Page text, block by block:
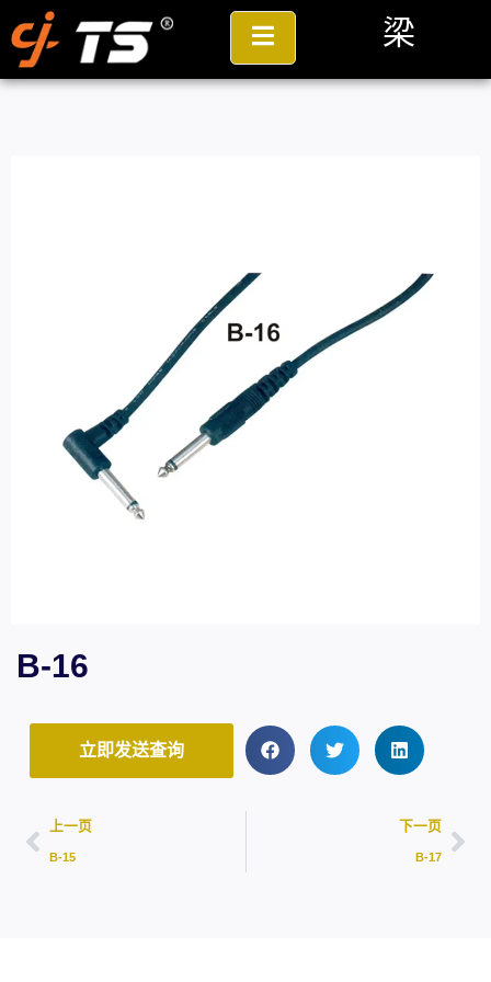
B-16
立即发送查询
上一页
B-15
下一页
B-17